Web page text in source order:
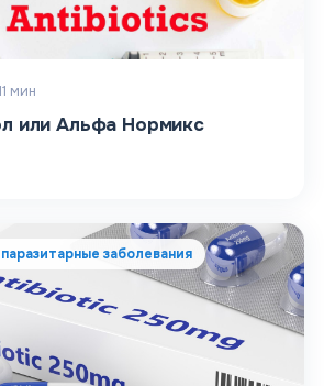
мин
или Альфа Нормикс
заболевания